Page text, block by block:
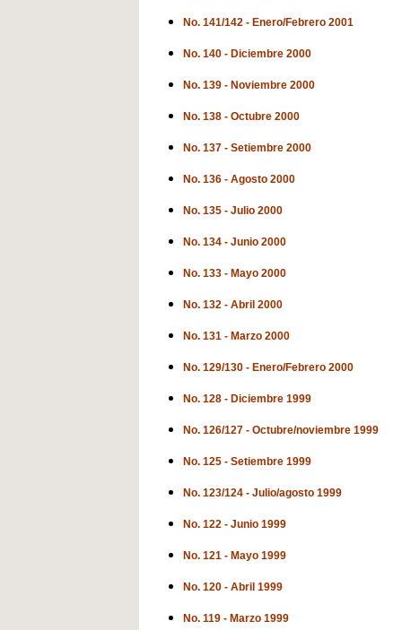
No. 141/142 - Enero/Febrero 2001
No. 140 - Diciembre 2000
No. 139 - Noviembre 2000
No. 138 - Octubre 2000
No. 137 - Setiembre 2000
No. 136 - Agosto 2000
No. 135 - Julio 2000
No. 134 - Junio 2000
No. 133 - Mayo 2000
No. 132 - Abril 2000
No. 131 - Marzo 2000
No. 129/130 - Enero/Febrero 2000
No. 128 - Diciembre 1999
No. 126/127 - Octubre/noviembre 1999
No. 125 - Setiembre 1999
No. 123/124 - Julio/agosto 1999
No. 122 - Junio 1999
No. 121 - Mayo 1999
No. 120 - Abril 1999
No. 119 - Marzo 1999